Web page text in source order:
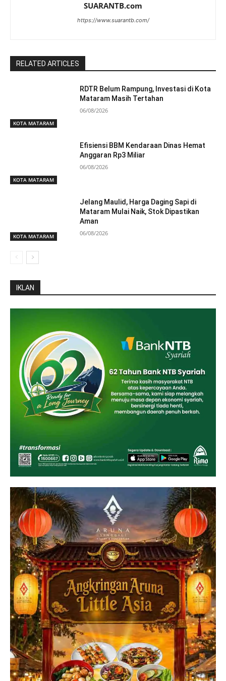
SUARANTB.com
https://www.suarantb.com/
RELATED ARTICLES
KOTA MATARAM
RDTR Belum Rampung, Investasi di Kota
Mataram Masih Tertahan
06/08/2026
KOTA MATARAM
Efisiensi BBM Kendaraan Dinas Hemat
Anggaran Rp3 Miliar
06/08/2026
KOTA MATARAM
Jelang Maulid, Harga Daging Sapi di
Mataram Mulai Naik, Stok Dipastikan
Aman
06/08/2026
IKLAN